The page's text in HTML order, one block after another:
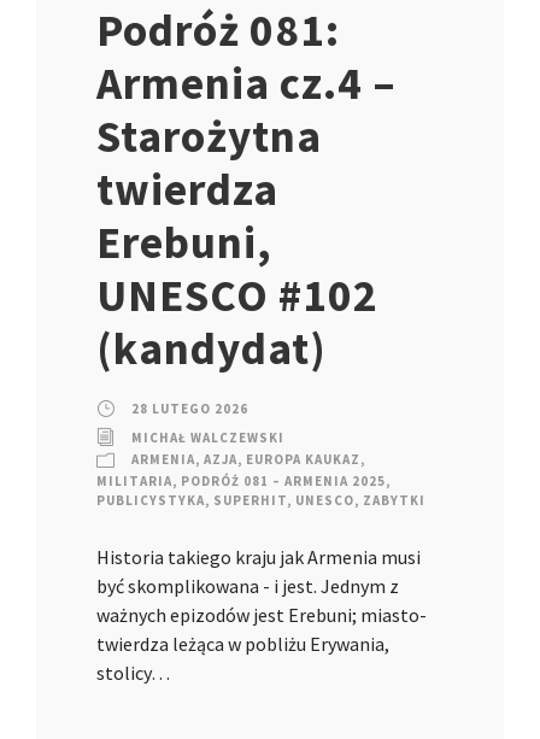
Podróż 081:
Armenia cz.4 –
Starożytna
twierdza
Erebuni,
UNESCO #102
(kandydat)
28 LUTEGO 2026
MICHAŁ WALCZEWSKI
ARMENIA, AZJA, EUROPA KAUKAZ ,
MILITARIA, PODRÓŻ 081 – ARMENIA 2025,
PUBLICYSTYKA, SUPERHIT, UNESCO, ZABYTKI
Historia takiego kraju jak Armenia musi
być skomplikowana - i jest. Jednym z
ważnych epizodów jest Erebuni; miasto-
twierdza leżąca w pobliżu Erywania,
stolicy…